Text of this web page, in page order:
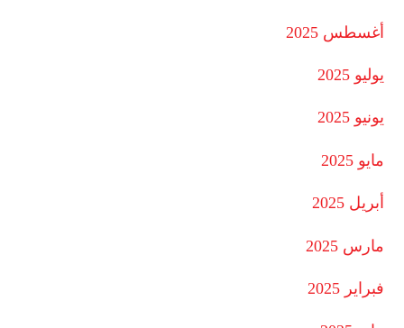
أغسطس 2025
يوليو 2025
يونيو 2025
مايو 2025
أبريل 2025
مارس 2025
فبراير 2025